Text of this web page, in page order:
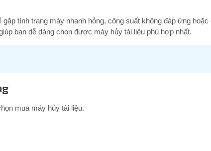
gặp tình trạng máy nhanh hỏng, công suất không đáp ứng
bạn dễ dàng chọn được máy hủy tài liệu phù hợp nhất.
mua máy hủy tài liệu.